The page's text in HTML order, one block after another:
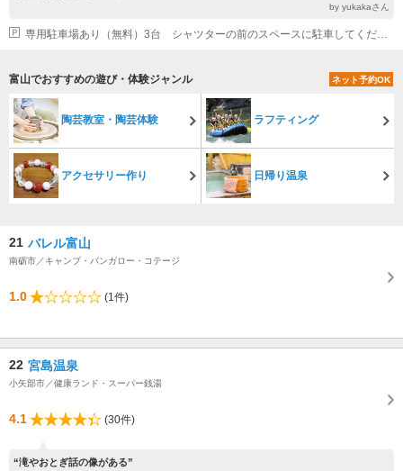
by yukakaさん
専用駐車場あり（無料）3台 シャツターの前のスペースに駐車してください。
富山でおすすめの遊び・体験ジャンル ネット予約OK
陶芸教室・陶芸体験 ラフティング
アクセサリー作り 日帰り温泉
21 バレル富山
南砺市／キャンプ・バンガロー・コテージ
1.0 (1件)
22 宮島温泉
小矢部市／健康ランド・スーパー銭湯
4.1 (30件)
“滝やおとぎ話の像がある”